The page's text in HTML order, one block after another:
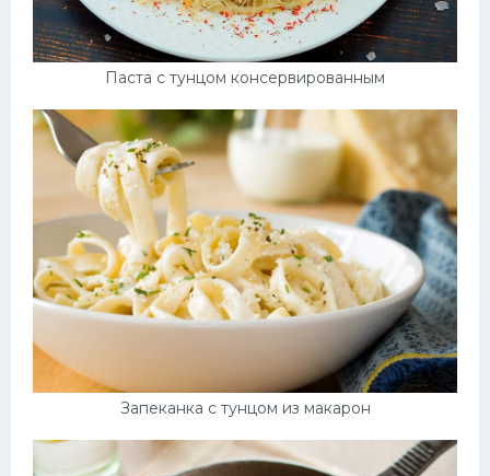
Паста с тунцом консервированным
Запеканка с тунцом из макарон